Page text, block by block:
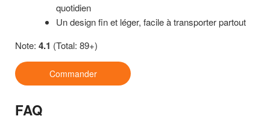
quotidien
Un design fin et léger, facile à transporter partout
Note: 4.1 (Total: 89+)
Commander
FAQ